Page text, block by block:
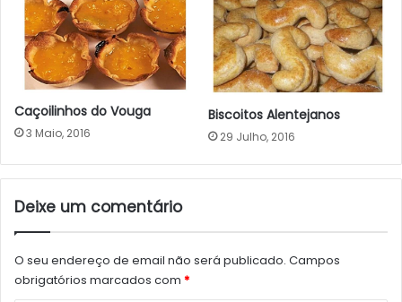
Caçoilinhos do Vouga
3 Maio, 2016
Biscoitos Alentejanos
29 Julho, 2016
Deixe um comentário
O seu endereço de email não será publicado. Campos
obrigatórios marcados com *